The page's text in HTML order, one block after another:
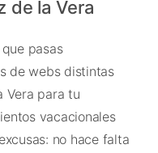
de la Vera
pasas
de webs distintas
Vera para tu
vacacionales
no hace falta